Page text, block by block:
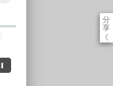
分
享
《